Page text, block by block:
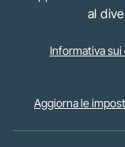
al
Informativa sui
Aggiorna le